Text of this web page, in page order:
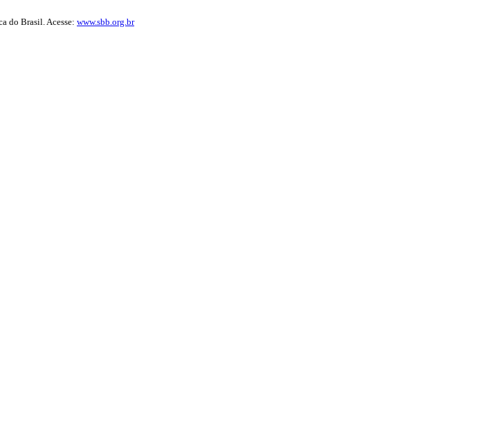
do Brasil. Acesse: www.sbb.org.br